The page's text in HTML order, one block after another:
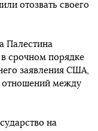
отозвать своего
Палестина
срочном порядке
заявления США,
отношений между
на